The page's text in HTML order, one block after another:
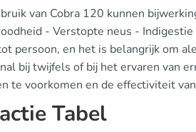
van Cobra 120 kunnen
- Verstopte neus -
persoon, en het is belangrijk om
bij twijfels of bij het ervaren van
te voorkomen en de effectiviteit
Tabel